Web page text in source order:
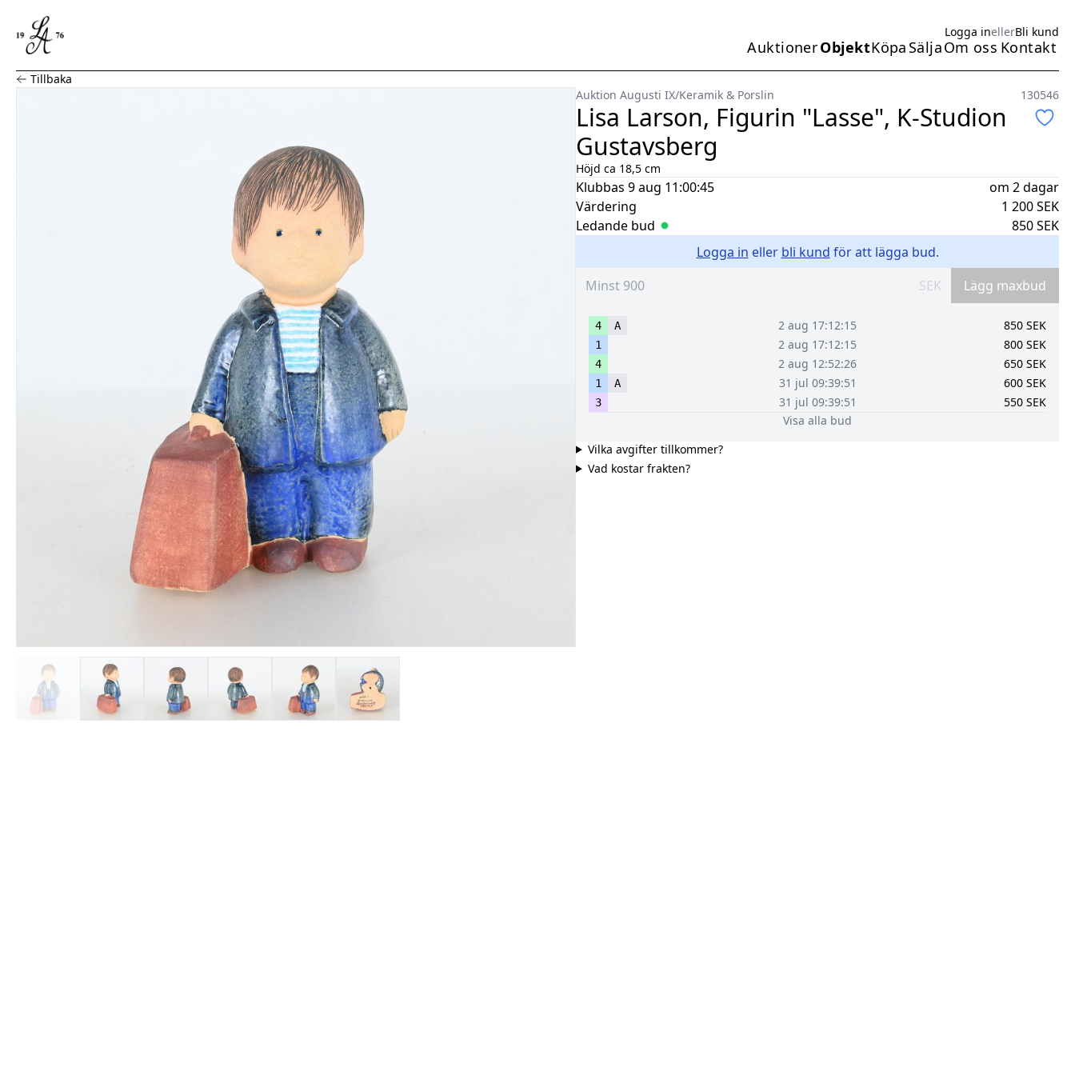
Logga inellerBli kund
Huvudmeny
AuktionerObjektKöpa SäljaOm oss Kontakt
Lisa Larson, Figurin "Lasse", K-Studion Gustavsberg
Tillbaka
Auktion Augusti IX/Keramik & Porslin 130546
Lisa Larson, Figurin "Lasse", K-Studion
Gustavsberg
Höjd ca 18,5 cm
Klubbas 9 aug 11:00:45
om 2 dagar
Värdering
1 200SEK
Ledande bud
850SEK
Logga in eller bli kund för att lägga bud.
SEK
Lägg maxbud
4 A 2 aug 17:12:15 850 SEK
1 2 aug 17:12:15 800 SEK
4 2 aug 12:52:26 650 SEK
1 A 31 jul 09:39:51 600 SEK
3 31 jul 09:39:51 550 SEK
Visa alla bud
Vilka avgifter tillkommer?
Vad kostar frakten?